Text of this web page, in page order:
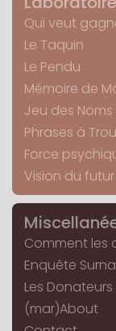
Qui veut
Le Taquin
Le Pendu
Mémoire de
Jeu des Noms
Phrases à
Force
Vision du futur
Comment les
Enquête
Les Donateurs
(mar)About